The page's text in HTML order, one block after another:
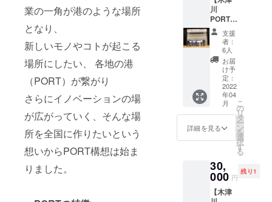
業の一角が港のような場所
となり、
新しいモノやコトが起こる
場所にしたい、 各地の港
（PORT）が繋がり
さらにイノベーションの場
が広がっていく、そんな場
所を全国に作りたいという
想いからPORT構想は始ま
りました。
認可番
号 第
0172-
0448
ハイ
ボール
等飲用
ほか、
ドレッ
シン
グ、カ
ルパッ
チョ、
餃子の
タレ、
焼き
ン酢の
代わり
を使っ
た鍋物
等、
様々の
お料理
その場
で携帯
のデー
ターか
ら印刷
が可能
です。
印刷範
囲サイ
ズは最
大A4サ
す。 色
は現物
場合が
ござい
ますの
で、ご
70×70
となり
ます。
あまり
細かい
デー
ターは
イメー
ジ通り
にプリ
ントで
きない
がござ
います
の上お
申し込
み くだ
さい。
等を描
いてい
ただい
たもの
をプリ
ントす
ること
も可能
です。
所要時
間は1時
間程度
となり
Tシャツ
の場合
は事前
の日程
調整時
秘密基
地をつ
くった
り？自
由な発
想で遊
べる大
人気の
段ブ
ロック
ー製品
紹介ー
カラー
ちらは4
種類の
段ブ
川
PORT】
プロ
ジェク
ト発起
人 川
端政子
を 1
日 レ
ンタル
できま
す！ 日
時
2022年
3月まで
の 任
意の1
日 10
支援
者：
6人
お届
け予
定：
2022
年04
月
詳細を見る
こ
の
リ
タ
ー
ン
を
選
択
す
る
30,
000 円
残り1
【木津